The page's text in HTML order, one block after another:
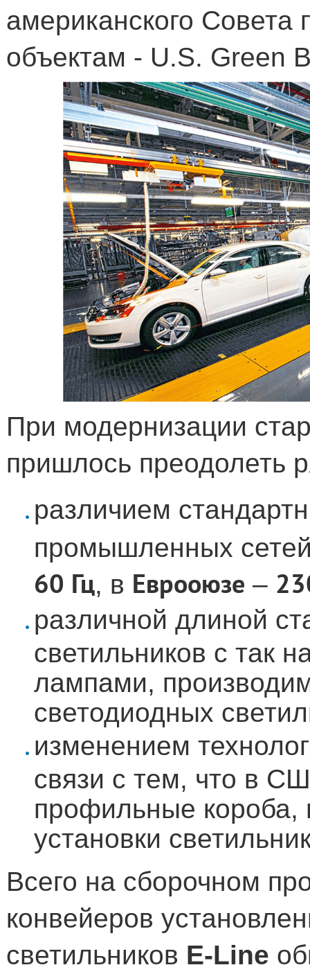
американского
объектам - U.S. Green
При модернизации
пришлось преодолеть
различием
промышленных
60 Гц, в Еврооюзе –
различной длиной
светильников с так
лампами,
светодиодных
изменением
связи с тем, что в
профильные
установки
Всего на сборочном
конвейеров
светильников E-Line